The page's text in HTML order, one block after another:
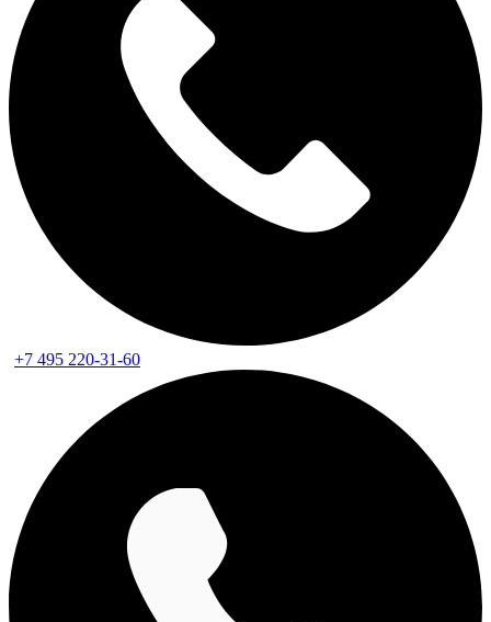
+7 495 220-31-60